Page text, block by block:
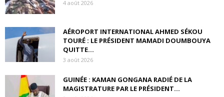
4 août 2026
AÉROPORT INTERNATIONAL AHMED SÉKOU
TOURÉ : LE PRÉSIDENT MAMADI DOUMBOUYA
QUITTE...
3 août 2026
GUINÉE : KAMAN GONGANA RADIÉ DE LA
MAGISTRATURE PAR LE PRÉSIDENT...